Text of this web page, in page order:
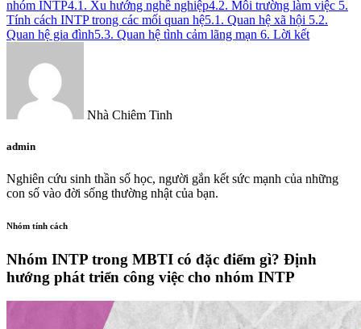
nhóm INTP4.1. Xu hướng nghề nghiệp4.2. Môi trường làm việc 5.
Tính cách INTP trong các mối quan hệ5.1. Quan hệ xã hội 5.2.
Quan hệ gia đình5.3. Quan hệ tình cảm lãng mạn 6. Lời kết
Nhà Chiêm Tinh
admin
Nghiên cứu sinh thần số học, người gắn kết sức mạnh của những
con số vào đời sống thường nhật của bạn.
Nhóm tính cách
Nhóm INTP trong MBTI có đặc điểm gì? Định
hướng phát triển công việc cho nhóm INTP